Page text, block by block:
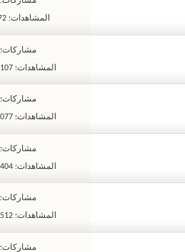
المشاهدات: 772
مشاركات: 0
المشاهدات: 3,107
مشاركات: 0
المشاهدات: 3,077
مشاركات: 0
المشاهدات: 1,404
مشاركات: 0
المشاهدات: 6,512
مشاركات: 0